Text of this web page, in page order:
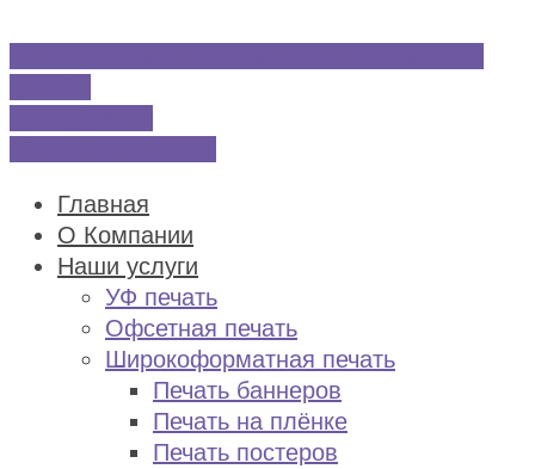
Главная
О Компании
Наши услуги
УФ печать
Офсетная печать
Широкоформатная печать
Печать баннеров
Печать на плёнке
Печать постеров